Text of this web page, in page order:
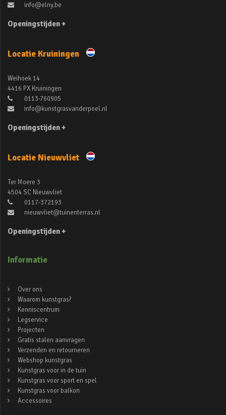
info@elny.be
Openingstijden +
Locatie Kruiningen
Weihoek 14
4416 PX Kruiningen
0113-760905
info@kunstgrasvanderpoel.nl
Openingstijden +
Locatie Nieuwvliet
Ter Moere 3
4504 SC Nieuwvliet
0117-372193
nieuwvliet@tuinenterras.nl
Openingstijden +
Informatie
Over ons
Waarom kunstgras?
Kenniscentrum
Legservice
Projecten
Gratis stalen aanvragen
Verzenden en retourneren
Webshop kunstgras
Kunstgras voor in de tuin
Kunstgras voor sport en spel
Kunstgras voor balkon
Accessoires